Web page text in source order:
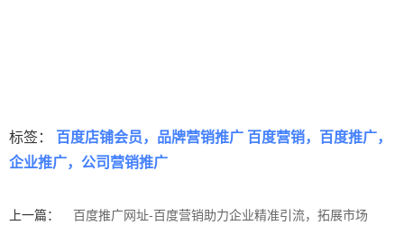
标签： 百度店铺会员，品牌营销推广 百度营销，百度推广，
企业推广，公司营销推广
上一篇：
百度推广网址-百度营销助力企业精准引流，拓展市场